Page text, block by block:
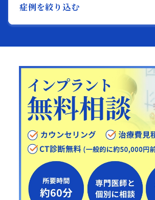
症例を絞り込む